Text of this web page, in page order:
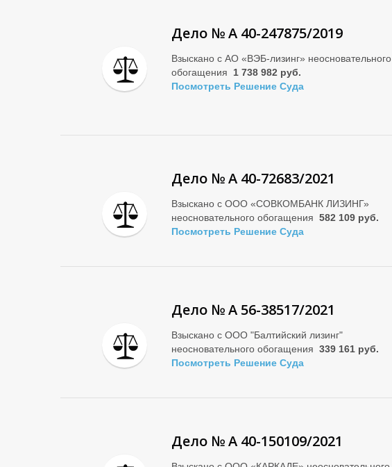
Дело № А 40-247875/2019
Взыскано с АО «ВЭБ-лизинг» неосновательного
обогащения 1 738 982 руб.
Посмотреть Решение Суда
Дело № А 40-72683/2021
Взыскано с ООО «СОВКОМБАНК ЛИЗИНГ»
неосновательного обогащения 582 109 руб.
Посмотреть Решение Суда
Дело № А 56-38517/2021
Взыскано с ООО "Балтийский лизинг"
неосновательного обогащения 339 161 руб.
Посмотреть Решение Суда
Дело № А 40-150109/2021